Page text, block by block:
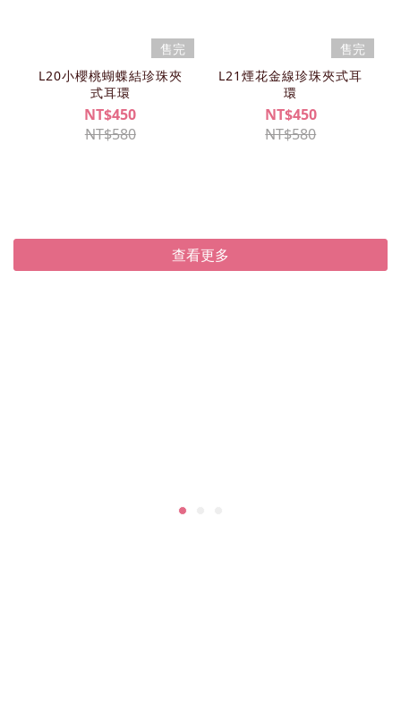
售完
L20小櫻桃蝴蝶結珍珠夾
式耳環
NT$450
NT$580
售完
L21煙花金線珍珠夾式耳
環
NT$450
NT$580
查看更多